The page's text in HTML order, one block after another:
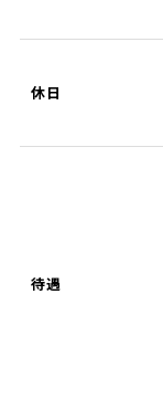
休日
待遇